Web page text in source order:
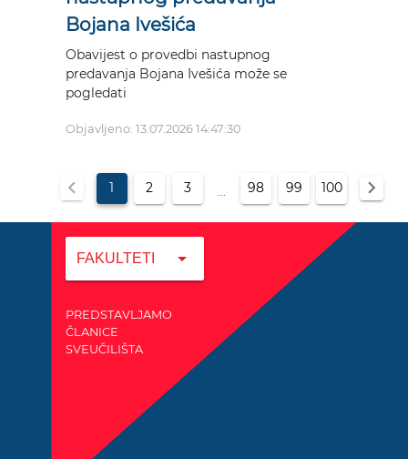
Bojana Ivešića
Obavijest o provedbi nastupnog
predavanja Bojana Ivešića može se
pogledati
Objavljeno: 13.07.2026 14:47:30
chevron_left 1 2 3 98 99 100 chevron_right
FAKULTETI arrow_drop_down
PREDSTAVLJAMO
ČLANICE
SVEUČILIŠTA